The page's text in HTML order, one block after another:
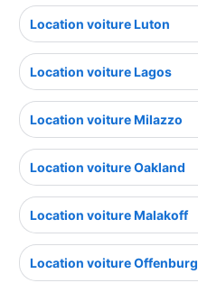
Location voiture Luton
Location voiture Lagos
Location voiture Milazzo
Location voiture Oakland
Location voiture Malakoff
Location voiture Offenburg